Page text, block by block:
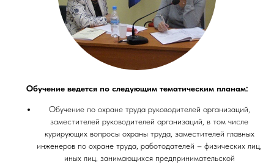
Обучение ведется по следующим тематическим планам:
Обучение по охране труда руководителей организаций,
заместителей руководителей организаций, в том числе
курирующих вопросы охраны труда, заместителей главных
инженеров по охране труда, работодателей – физических лиц,
иных лиц, занимающихся предпринимательской